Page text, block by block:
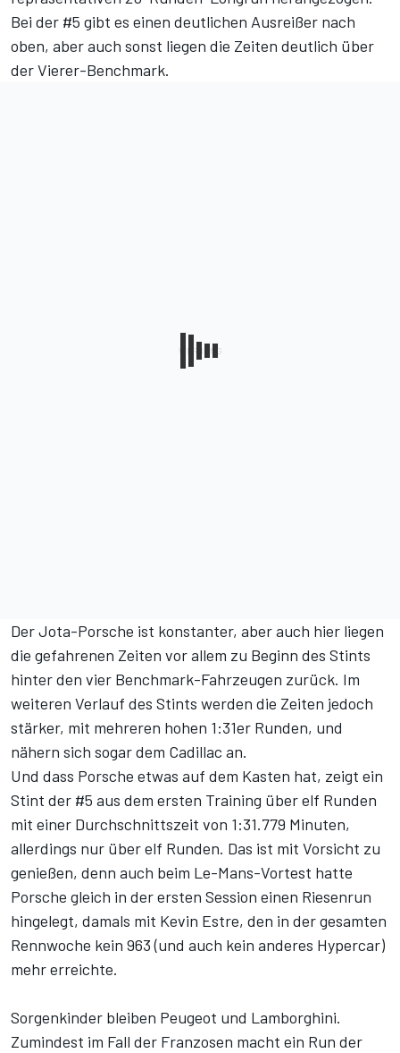
Bei der #5 gibt es einen deutlichen Ausreißer nach
oben, aber auch sonst liegen die Zeiten deutlich über
der Vierer-Benchmark.
Der Jota-Porsche ist konstanter, aber auch hier liegen
die gefahrenen Zeiten vor allem zu Beginn des Stints
hinter den vier Benchmark-Fahrzeugen zurück. Im
weiteren Verlauf des Stints werden die Zeiten jedoch
stärker, mit mehreren hohen 1:31er Runden, und
nähern sich sogar dem Cadillac an.
Und dass Porsche etwas auf dem Kasten hat, zeigt ein
Stint der #5 aus dem ersten Training über elf Runden
mit einer Durchschnittszeit von 1:31.779 Minuten,
allerdings nur über elf Runden. Das ist mit Vorsicht zu
genießen, denn auch beim Le-Mans-Vortest hatte
Porsche gleich in der ersten Session einen Riesenrun
hingelegt, damals mit Kevin Estre, den in der gesamten
Rennwoche kein 963 (und auch kein anderes Hypercar)
mehr erreichte.
Sorgenkinder bleiben Peugeot und Lamborghini.
Zumindest im Fall der Franzosen macht ein Run der